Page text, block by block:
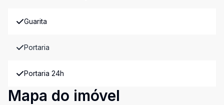
Guarita
Portaria
Portaria 24h
Mapa do imóvel